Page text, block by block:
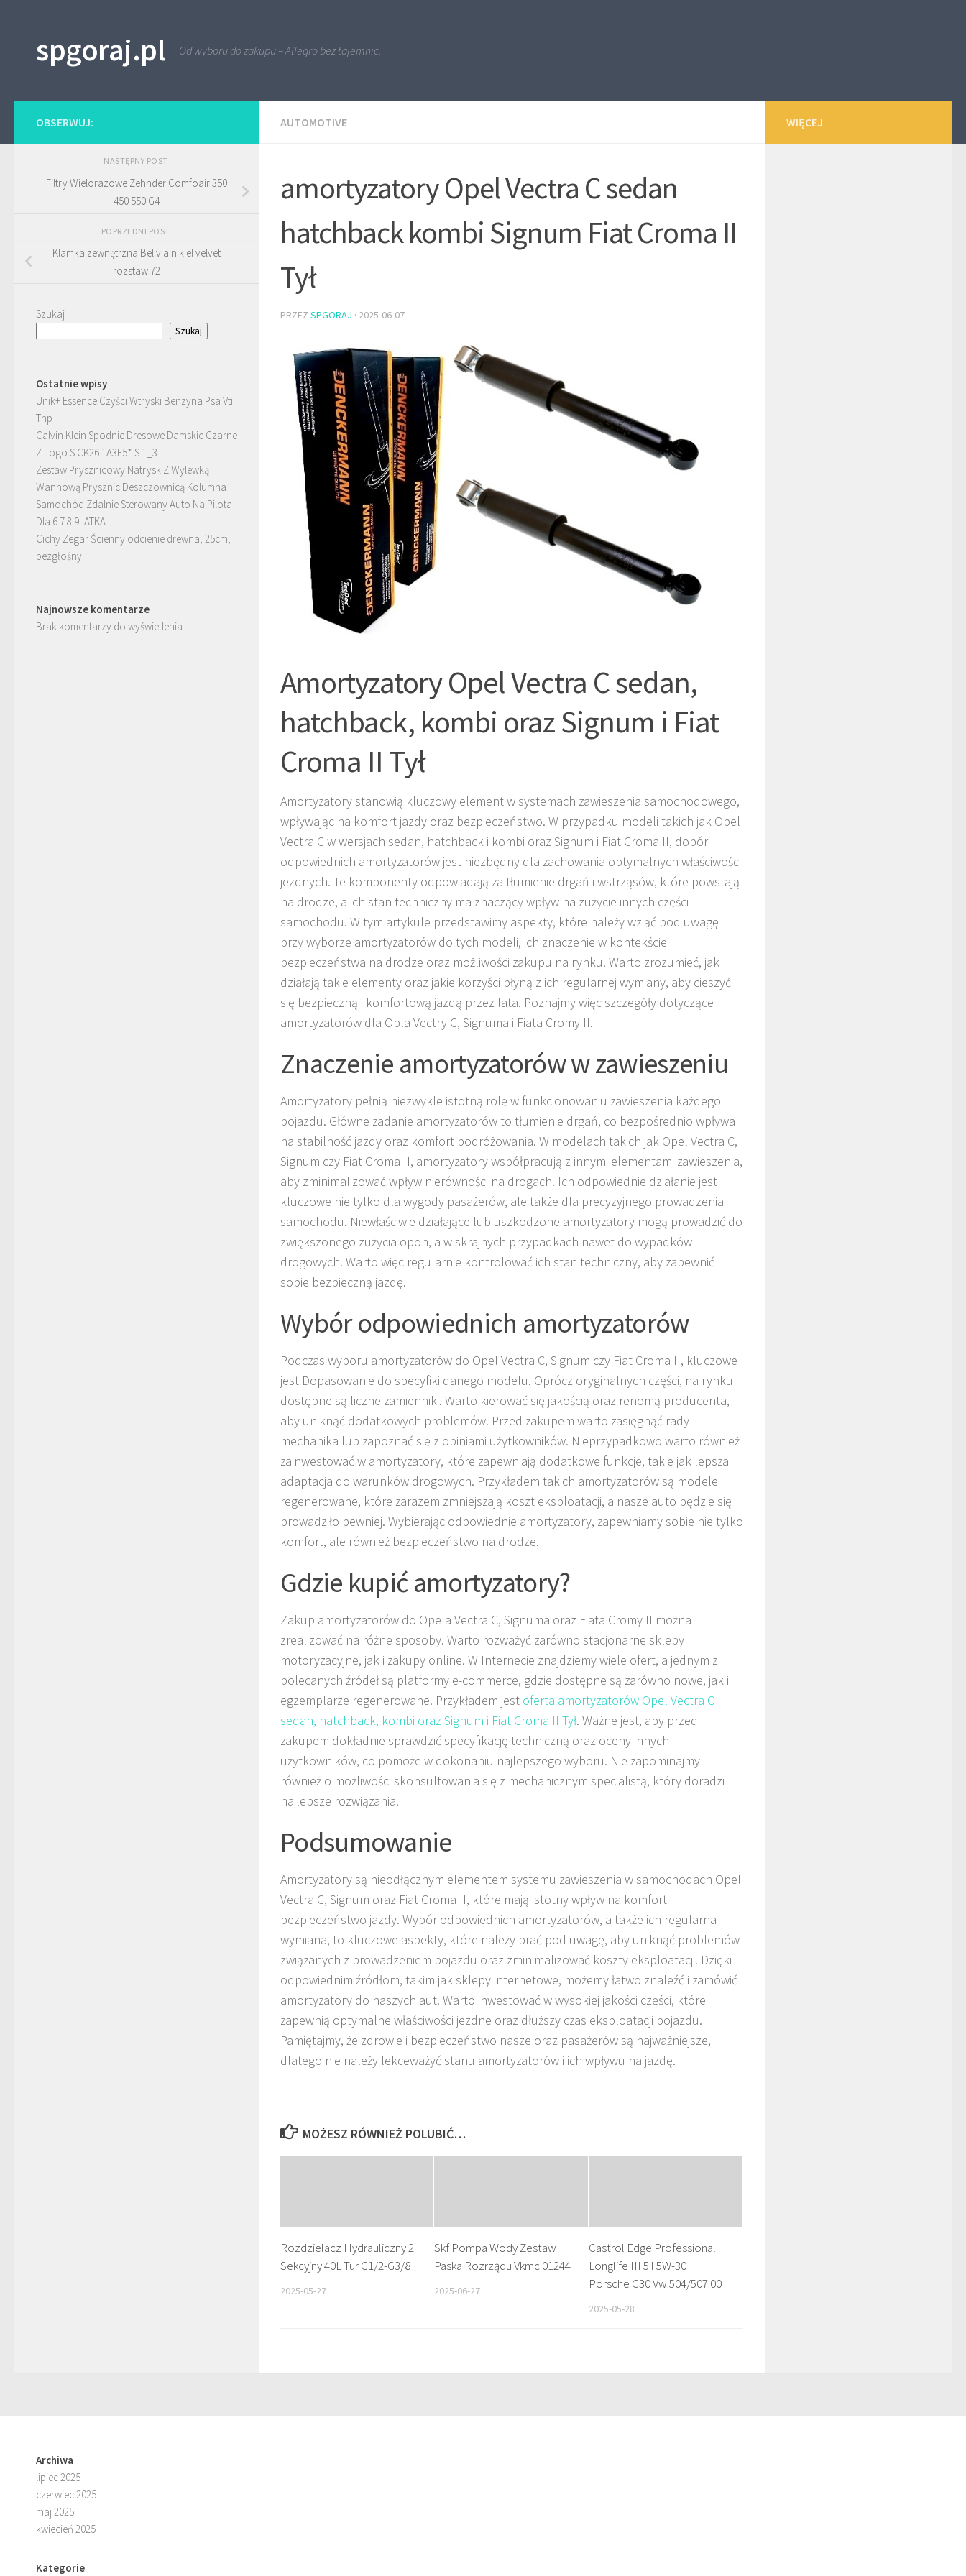
spgoraj.pl Od wyboru do zakupu – Allegro bez tajemnic.
AUTOMOTIVE
amortyzatory Opel Vectra C sedan
hatchback kombi Signum Fiat Croma II
Tył
PRZEZ SPGORAJ · 2025-06-07
Amortyzatory Opel Vectra C sedan,
hatchback, kombi oraz Signum i Fiat
Croma II Tył
Amortyzatory stanowią kluczowy element w systemach zawieszenia samochodowego,
wpływając na komfort jazdy oraz bezpieczeństwo. W przypadku modeli takich jak Opel
Vectra C w wersjach sedan, hatchback i kombi oraz Signum i Fiat Croma II, dobór
odpowiednich amortyzatorów jest niezbędny dla zachowania optymalnych właściwości
jezdnych. Te komponenty odpowiadają za tłumienie drgań i wstrząsów, które powstają
na drodze, a ich stan techniczny ma znaczący wpływ na zużycie innych części
samochodu. W tym artykule przedstawimy aspekty, które należy wziąć pod uwagę
przy wyborze amortyzatorów do tych modeli, ich znaczenie w kontekście
bezpieczeństwa na drodze oraz możliwości zakupu na rynku. Warto zrozumieć, jak
działają takie elementy oraz jakie korzyści płyną z ich regularnej wymiany, aby cieszyć
się bezpieczną i komfortową jazdą przez lata. Poznajmy więc szczegóły dotyczące
amortyzatorów dla Opla Vectry C, Signuma i Fiata Cromy II.
Znaczenie amortyzatorów w zawieszeniu
Amortyzatory pełnią niezwykle istotną rolę w funkcjonowaniu zawieszenia każdego
pojazdu. Główne zadanie amortyzatorów to tłumienie drgań, co bezpośrednio wpływa
na stabilność jazdy oraz komfort podróżowania. W modelach takich jak Opel Vectra C,
Signum czy Fiat Croma II, amortyzatory współpracują z innymi elementami zawieszenia,
aby zminimalizować wpływ nierówności na drogach. Ich odpowiednie działanie jest
kluczowe nie tylko dla wygody pasażerów, ale także dla precyzyjnego prowadzenia
samochodu. Niewłaściwie działające lub uszkodzone amortyzatory mogą prowadzić do
zwiększonego zużycia opon, a w skrajnych przypadkach nawet do wypadków
drogowych. Warto więc regularnie kontrolować ich stan techniczny, aby zapewnić
sobie bezpieczną jazdę.
Wybór odpowiednich amortyzatorów
Podczas wyboru amortyzatorów do Opel Vectra C, Signum czy Fiat Croma II, kluczowe
jest Dopasowanie do specyfiki danego modelu. Oprócz oryginalnych części, na rynku
dostępne są liczne zamienniki. Warto kierować się jakością oraz renomą producenta,
aby uniknąć dodatkowych problemów. Przed zakupem warto zasięgnąć rady
mechanika lub zapoznać się z opiniami użytkowników. Nieprzypadkowo warto również
zainwestować w amortyzatory, które zapewniają dodatkowe funkcje, takie jak lepsza
adaptacja do warunków drogowych. Przykładem takich amortyzatorów są modele
regenerowane, które zarazem zmniejszają koszt eksploatacji, a nasze auto będzie się
prowadziło pewniej. Wybierając odpowiednie amortyzatory, zapewniamy sobie nie tylko
komfort, ale również bezpieczeństwo na drodze.
Gdzie kupić amortyzatory?
Zakup amortyzatorów do Opela Vectra C, Signuma oraz Fiata Cromy II można
zrealizować na różne sposoby. Warto rozważyć zarówno stacjonarne sklepy
motoryzacyjne, jak i zakupy online. W Internecie znajdziemy wiele ofert, a jednym z
polecanych źródeł są platformy e-commerce, gdzie dostępne są zarówno nowe, jak i
egzemplarze regenerowane. Przykładem jest oferta amortyzatorów Opel Vectra C
sedan, hatchback, kombi oraz Signum i Fiat Croma II Tył. Ważne jest, aby przed
zakupem dokładnie sprawdzić specyfikację techniczną oraz oceny innych
użytkowników, co pomoże w dokonaniu najlepszego wyboru. Nie zapominajmy
również o możliwości skonsultowania się z mechanicznym specjalistą, który doradzi
najlepsze rozwiązania.
Podsumowanie
Amortyzatory są nieodłącznym elementem systemu zawieszenia w samochodach Opel
Vectra C, Signum oraz Fiat Croma II, które mają istotny wpływ na komfort i
bezpieczeństwo jazdy. Wybór odpowiednich amortyzatorów, a także ich regularna
wymiana, to kluczowe aspekty, które należy brać pod uwagę, aby uniknąć problemów
związanych z prowadzeniem pojazdu oraz zminimalizować koszty eksploatacji. Dzięki
odpowiednim źródłom, takim jak sklepy internetowe, możemy łatwo znaleźć i zamówić
amortyzatory do naszych aut. Warto inwestować w wysokiej jakości części, które
zapewnią optymalne właściwości jezdne oraz dłuższy czas eksploatacji pojazdu.
Pamiętajmy, że zdrowie i bezpieczeństwo nasze oraz pasażerów są najważniejsze,
dlatego nie należy lekceważyć stanu amortyzatorów i ich wpływu na jazdę.
MOŻESZ RÓWNIEŻ POLUBIĆ…
Rozdzielacz Hydrauliczny 2
Sekcyjny 40L Tur G1/2-G3/8
2025-05-27
Skf Pompa Wody Zestaw
Paska Rozrządu Vkmc 01244
2025-06-27
Castrol Edge Professional
Longlife III 5 l 5W-30
Porsche C30 Vw 504/507.00
2025-05-28
OBSERWUJ:
NASTĘPNY POST
Filtry Wielorazowe Zehnder Comfoair 350
450 550 G4
POPRZEDNI POST
Klamka zewnętrzna Belivia nikiel velvet
rozstaw 72
Szukaj
Szukaj
Ostatnie wpisy
Unik+ Essence Czyści Wtryski Benzyna Psa Vti
Thp
Calvin Klein Spodnie Dresowe Damskie Czarne
Z Logo S CK26 1A3F5* S 1_3
Zestaw Prysznicowy Natrysk Z Wylewką
Wannową Prysznic Deszczownicą Kolumna
Samochód Zdalnie Sterowany Auto Na Pilota
Dla 6 7 8 9LATKA
Cichy Zegar Ścienny odcienie drewna, 25cm,
bezgłośny
Najnowsze komentarze
Brak komentarzy do wyświetlenia.
WIĘCEJ
Archiwa
lipiec 2025
czerwiec 2025
maj 2025
kwiecień 2025
Kategorie